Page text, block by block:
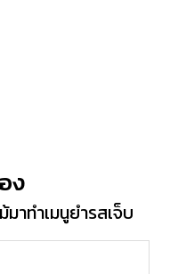
ง
าทำเมนูยำรสเจ็บ